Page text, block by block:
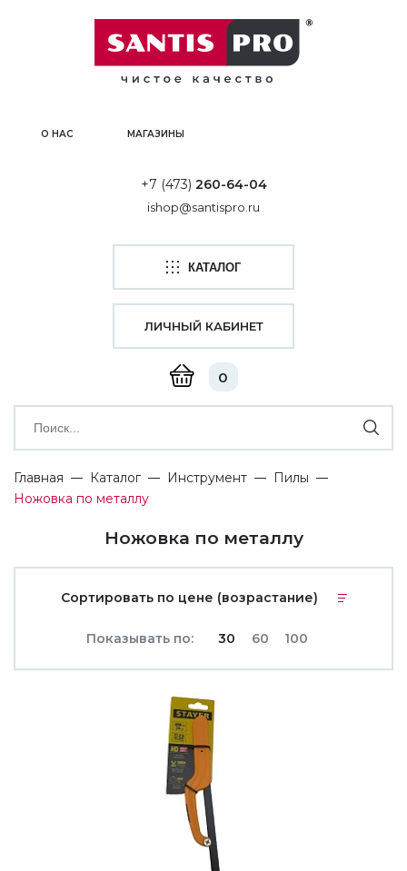
О НАС МАГАЗИНЫ
+7 (473) 260-64-04
ishop@santispro.ru
КАТАЛОГ
0
ЛИЧНЫЙ КАБИНЕТ
Главная Каталог Инструмент
Пилы
Ножовка по металлу
Ножовка по металлу
Сортировать по цене (возрастание)
Показывать по: 30 60 100